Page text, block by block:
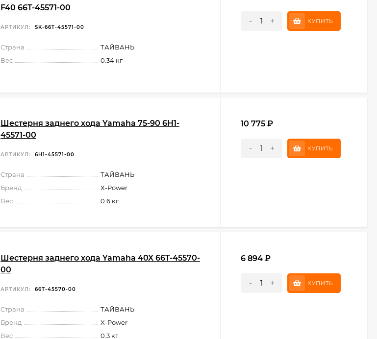
F40 66T-45571-00
АРТИКУЛ: SK-66T-45571-00
Страна
ТАЙВАНЬ
Вес
0.34 кг
- + КУПИТЬ
Шестерня заднего хода Yamaha 75-90 6H1-
45571-00
АРТИКУЛ: 6H1-45571-00
Страна
ТАЙВАНЬ
Бренд
X-Power
Вес
0.6 кг
10 775 ₽
- + КУПИТЬ
Шестерня заднего хода Yamaha 40X 66Т-45570-
00
АРТИКУЛ: 66T-45570-00
Страна
ТАЙВАНЬ
Бренд
X-Power
Вес
0.3 кг
6 894 ₽
- + КУПИТЬ